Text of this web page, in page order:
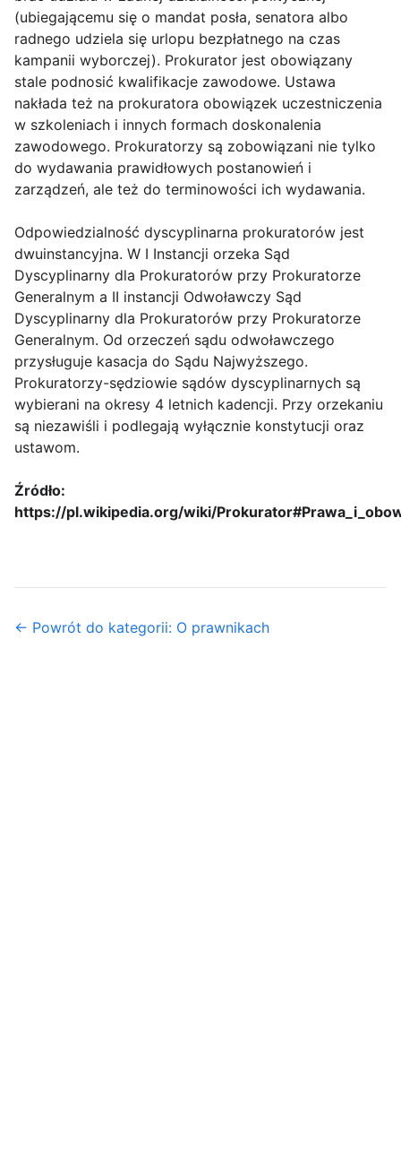
(ubiegającemu się o mandat posła, senatora albo
radnego udziela się urlopu bezpłatnego na czas
kampanii wyborczej). Prokurator jest obowiązany
stale podnosić kwalifikacje zawodowe. Ustawa
nakłada też na prokuratora obowiązek uczestniczenia
w szkoleniach i innych formach doskonalenia
zawodowego. Prokuratorzy są zobowiązani nie tylko
do wydawania prawidłowych postanowień i
zarządzeń, ale też do terminowości ich wydawania.
Odpowiedzialność dyscyplinarna prokuratorów jest
dwuinstancyjna. W I Instancji orzeka Sąd
Dyscyplinarny dla Prokuratorów przy Prokuratorze
Generalnym a II instancji Odwoławczy Sąd
Dyscyplinarny dla Prokuratorów przy Prokuratorze
Generalnym. Od orzeczeń sądu odwoławczego
przysługuje kasacja do Sądu Najwyższego.
Prokuratorzy-sędziowie sądów dyscyplinarnych są
wybierani na okresy 4 letnich kadencji. Przy orzekaniu
są niezawiśli i podlegają wyłącznie konstytucji oraz
ustawom.
Źródło:
https://pl.wikipedia.org/wiki/
← Powrót do kategorii: O prawnikach